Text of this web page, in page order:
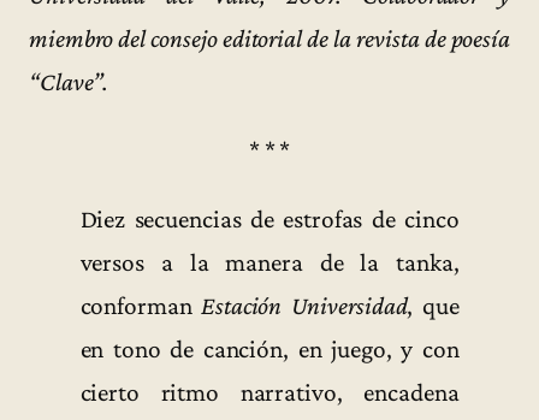
miembro del consejo editorial de la revista de poesía
“Clave”.
* * *
Diez secuencias de estrofas de cinco
versos a la manera de la tanka,
conformanEstación Universidad, que
en tono de canción, en juego, y con
cierto ritmo narrativo, encadena